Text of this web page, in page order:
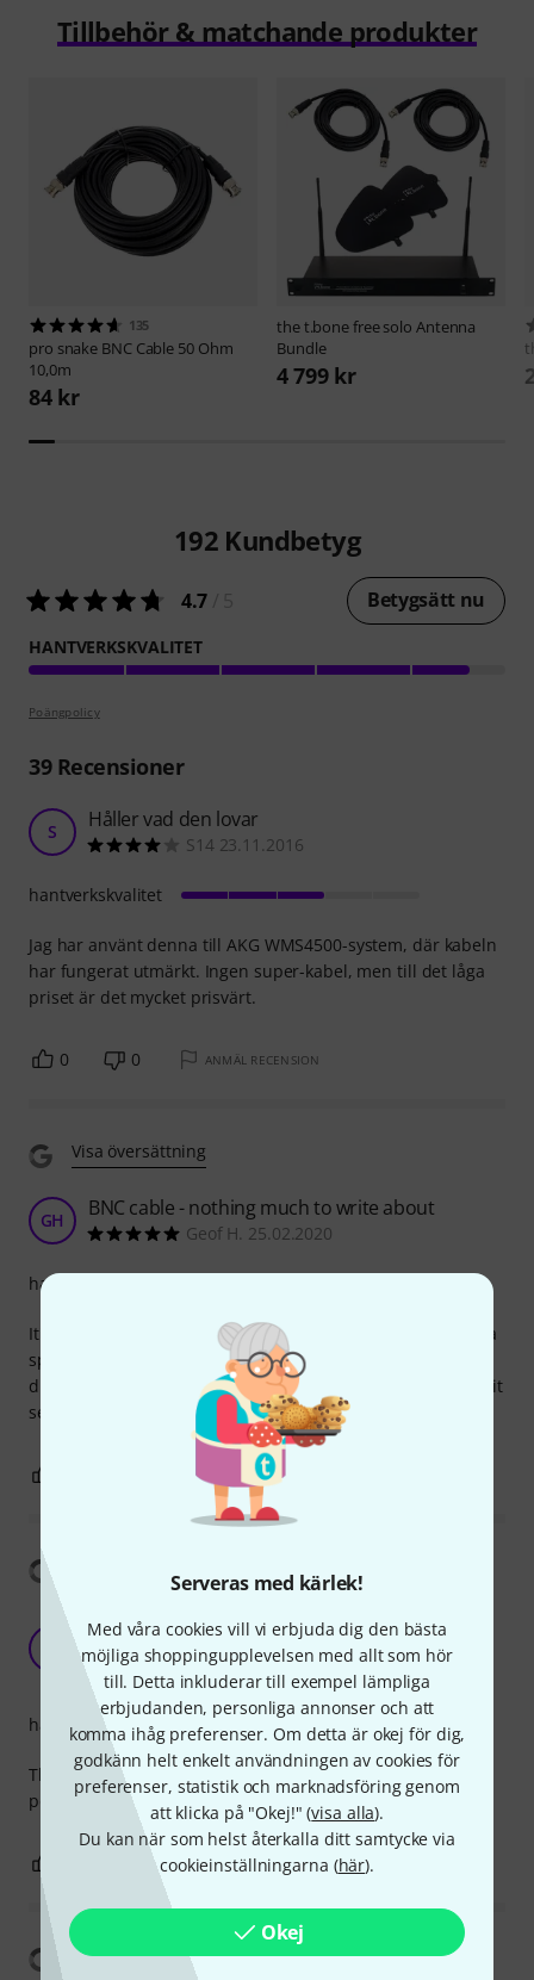
Serveras med kärlek!
Med våra cookies vill vi erbjuda dig den bästa
möjliga shoppingupplevelsen med allt som hör
till. Detta inkluderar till exempel lämpliga
erbjudanden, personliga annonser och att
komma ihåg preferenser. Om detta är okej för dig,
godkänn helt enkelt användningen av cookies för
preferenser, statistik och marknadsföring genom
att klicka på "Okej!" (visa alla).
Du kan när som helst återkalla ditt samtycke via
cookieinställningarna (här).
Okej
Tillbehör & matchande produkter
135
pro snake BNC Cable 50 Ohm
10,0m
84 kr
the t.bonefree solo Antenna
Bundle
4 799 kr
192 Kundbetyg
4.7 Betygsätt nu
HANTVERKSKVALITET
Poängpolicy
39Recensioner
S Håller vad den lovar
S14 23.11.2016
Jag har använt denna till AKG WMS4500-system, där kabeln
har fungerat utmärkt. Ingen super-kabel, men till det låga
priset är det mycket prisvärt.
hantverkskvalitet
0 0 ANMÄL RECENSION
Visa översättning
GH BNC cable - nothing much to write about
Geof H. 25.02.2020
It's a good quality 50 ohm BNC cable. Connects my antenna
splitter to my paddle antenna. I can't comment on the
durability because I have not used it in the field as yet but it
seems OK.
hantverkskvalitet
ANMÄL RECENSION
As expected, great for Wireless radio Mic
Paddles
AppyAudio 29.10.2018
These BNC have survived well over a year in hire stock.
perfect 50ohm for UHF radio mic paddles.
hantverkskvalitet
ANMÄL RECENSION
Visa översättning